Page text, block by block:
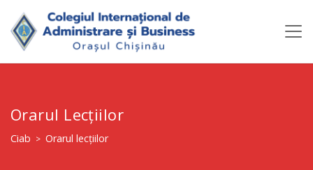
Orarul Lecțiilor
Ciab > Orarul lecțiilor